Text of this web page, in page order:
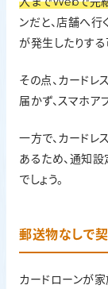
ンだと、店舗へ行
が発生したりする
その点、カード
届かず、スマホア
一方で、カード
あるため、通知
でしょう。
郵送物なしで
カードローンが